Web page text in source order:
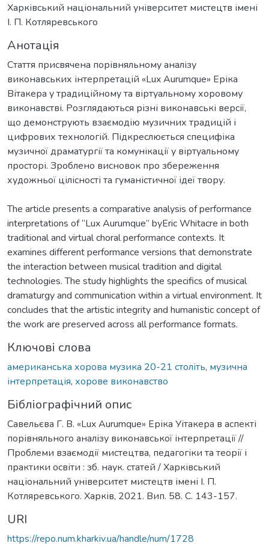
Харківський національний університет мистецтв імені
І. П. Котляревського
Анотація
Стаття присвячена порівняльному аналізу
виконавських інтерпретацій «Lux Aurumque» Еріка
Вітакера у традиційному та віртуальному хоровому
виконавстві. Розглядаються різні виконавські версії,
що демонструють взаємодію музичних традицій і
цифрових технологій. Підкреслюється специфіка
музичної драматургії та комунікації у віртуальному
просторі. Зроблено висновок про збереження
художньої цілісності та гуманістичної ідеї твору.
The article presents a comparative analysis of performance
interpretations of “Lux Aurumque” byEric Whitacre in both
traditional and virtual choral performance contexts. It
examines different performance versions that demonstrate
the interaction between musical tradition and digital
technologies. The study highlights the specifics of musical
dramaturgy and communication within a virtual environment. It
concludes that the artistic integrity and humanistic concept of
the work are preserved across all performance formats.
Ключові слова
американська хорова музика 20-21 століть, музична
інтерпретація, хорове виконавство
Бібліографічний опис
Савельєва Г. В. «Lux Aurumque» Еріка Уітакера в аспекті
порівняльного аналізу виконавської інтерпретації //
Проблеми взаємодії мистецтва, педагогіки та теорії і
практики освіти : зб. наук. статей / Харківський
національний університет мистецтв імені І. П.
Котляревського. Харків, 2021. Вип. 58. С. 143-157.
URI
https://repo.num.kharkiv.ua/handle/num/1728